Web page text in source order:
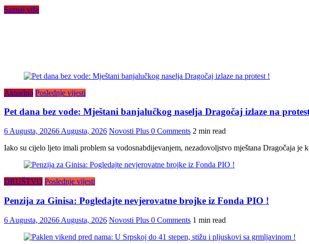
Saznaj više
Aktuelno Poslednje vijesti
Pet dana bez vode: Mještani banjalučkog naselja Dragočaj izlaze na
6 Augusta, 20266 Augusta, 2026 Novosti Plus 0 Comments 2 min read
Iako su cijelo ljeto imali problem sa vodosnabdijevanjem, nezadovoljstvo mještana Dragočaja je
DRUŠTVO Poslednje vijesti
Penzija za Ginisa: Pogledajte nevjerovatne brojke iz Fonda PIO !
6 Augusta, 20266 Augusta, 2026 Novosti Plus 0 Comments 1 min read